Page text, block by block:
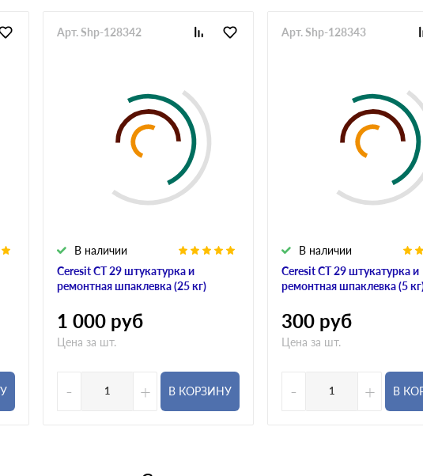
Ceresit CT 29 штукатурка и
ремонтная шпаклевка (25 кг)
В наличии
Арт. Shp-128342
1 000 руб
Цена за шт.
- + В КОРЗИНУ
Ceresit CT 29 штукатурка и
ремонтная шпаклевка (5
В наличии
Арт. Shp-128343
300 руб
Цена за шт.
- + В